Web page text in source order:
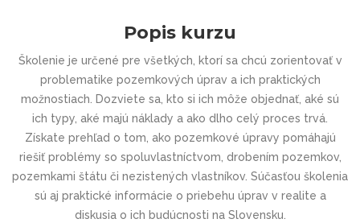
Popis kurzu
Školenie je určené pre všetkých, ktorí sa chcú zorientovať v
problematike pozemkových úprav a ich praktických
možnostiach. Dozviete sa, kto si ich môže objednať, aké sú
ich typy, aké majú náklady a ako dlho celý proces trvá.
Získate prehľad o tom, ako pozemkové úpravy pomáhajú
riešiť problémy so spoluvlastníctvom, drobením pozemkov,
pozemkami štátu či nezistených vlastníkov. Súčasťou školenia
sú aj praktické informácie o priebehu úprav v realite a
diskusia o ich budúcnosti na Slovensku.